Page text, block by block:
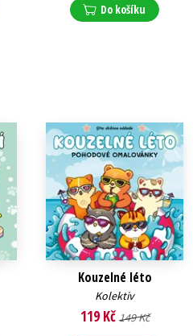
Do košíku
Kouzelné léto
Kolektiv
119 Kč 149 Kč